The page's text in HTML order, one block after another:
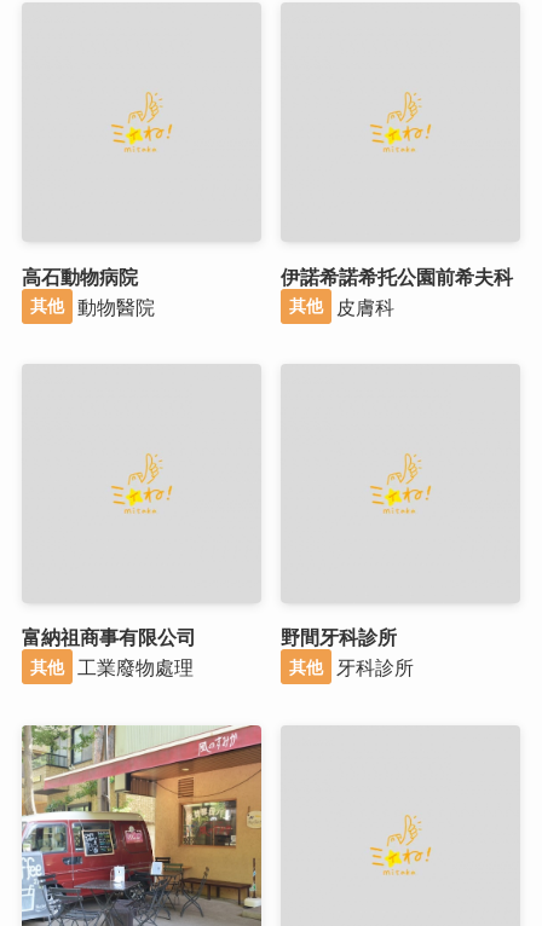
高石動物病院
其他 動物醫院
伊諾希諾希托公園前希夫科
其他 皮膚科
富納祖商事有限公司
其他 工業廢物處理
野間牙科診所
其他 牙科診所